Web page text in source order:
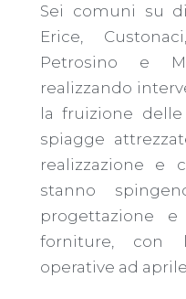
Sei comuni su
Erice,
Petrosino e
realizzando
la fruizione
spiagge
realizzazione e
stanno
progettazione
forniture, con
operative ad